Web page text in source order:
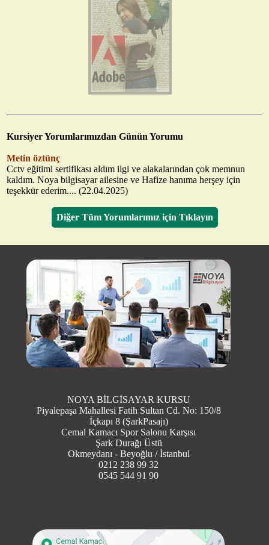
Kursiyer Yorumlarımızdan Günün Yorumu
Metin öztünç
Cctv eğitimi sertifikası aldım ilgi ve alakalarından çok memnun
kaldım. Noya bilgisayar ailesine ve Hafize hanıma herşey için
teşekkür ederim.... (22.04.2025)
Diğer Tüm Yorumlarımız için Tıklayın
NOYA BİLGİSAYAR KURSU
Piyalepaşa Mahallesi Fatih Sultan Cd. No: 150/8
İçkapı 8 (ŞarkPasajı)
Cemal Kamacı Spor Salonu Karşısı
Şark Durağı Üstü
Okmeydanı - Beyoğlu / İstanbul
0212 238 99 32
0545 544 91 90